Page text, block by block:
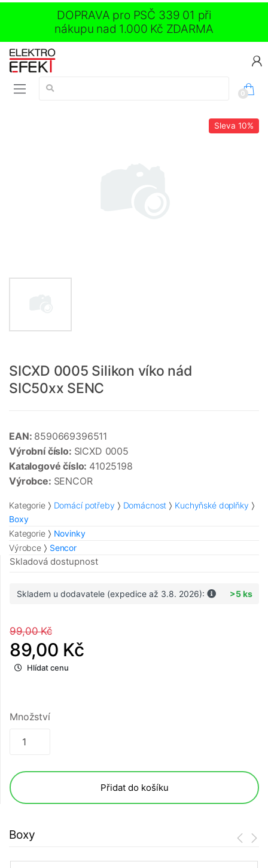
DOPRAVA pro PSČ 339 01 při
nákupu nad 1.000 Kč ZDARMA
Vyhledávání:
0
Sleva 10%
SICXD 0005 Silikon víko nád
SIC50xx SENC
EAN: 8590669396511
Výrobní číslo: SICXD 0005
Katalogové číslo: 41025198
Výrobce: SENCOR
Kategorie Domácí potřeby Domácnost
Kuchyňské doplňky
Boxy
Kategorie
Novinky
Výrobce
Sencor
Skladová dostupnost
Skladem u dodavatele (expedice až 3.8. 2026): >5 ks
99,00 Kč
89,00 Kč
Hlídat cenu
Množství
Přidat do košíku
Boxy